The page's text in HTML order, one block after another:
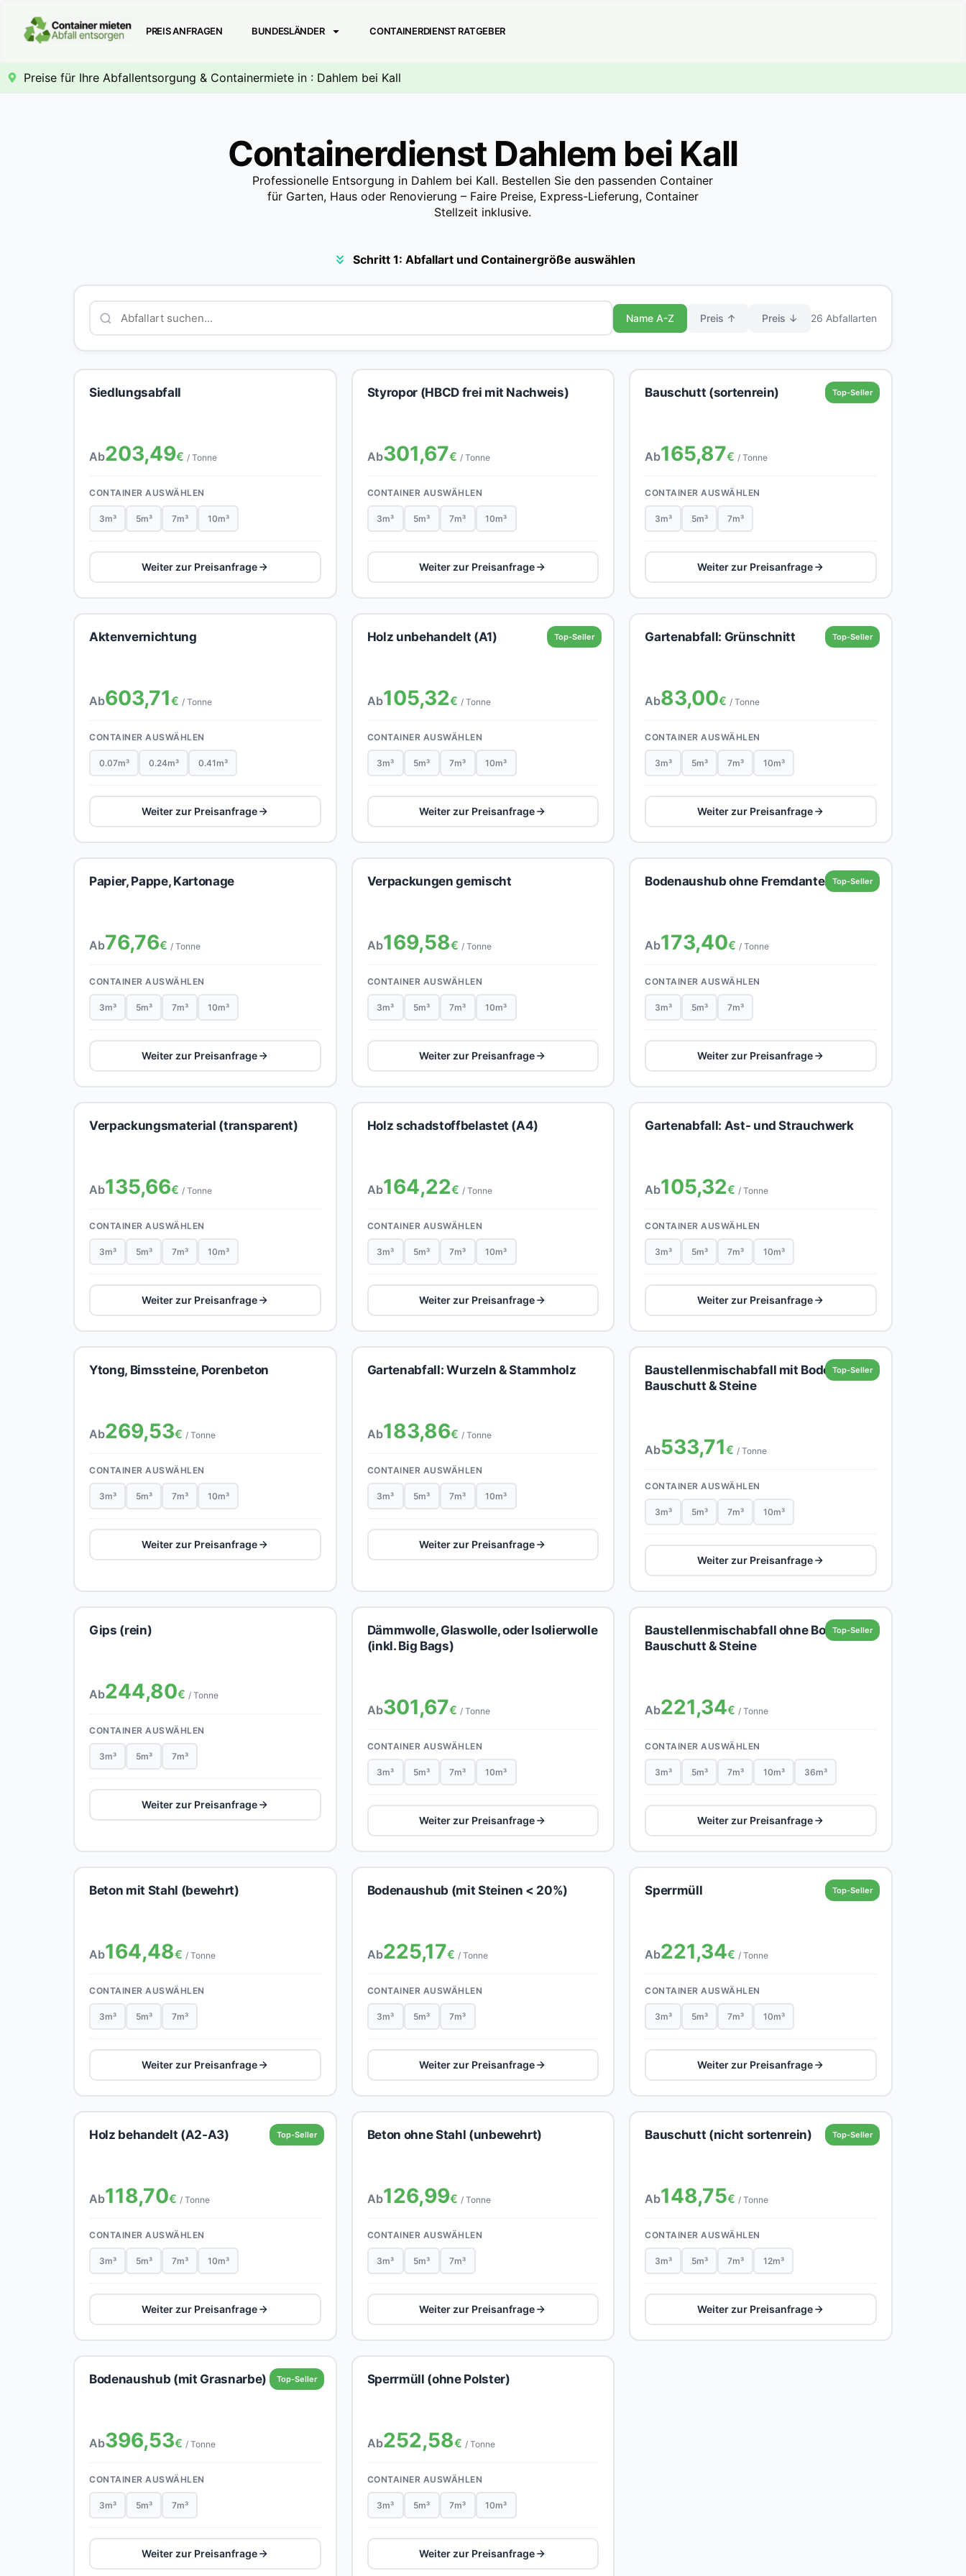
PREIS ANFRAGEN BUNDESLÄNDER CONTAINERDIENST RATGEBER
Preise für Ihre Abfallentsorgung & Containermiete in : Dahlem bei Kall
Containerdienst Dahlem bei Kall
Professionelle Entsorgung in Dahlem bei Kall. Bestellen Sie den passenden Container
für Garten, Haus oder Renovierung – Faire Preise, Express-Lieferung, Container
Stellzeit inklusive.
Schritt 1: Abfallart und Containergröße auswählen
Name A-Z Preis ↑ Preis ↓ 26 Abfallarten
Siedlungsabfall
Ab203,49€ / Tonne
CONTAINER AUSWÄHLEN
3m³ 5m³ 7m³ 10m³
Weiter zur Preisanfrage
Styropor (HBCD frei mit Nachweis)
Ab301,67€ / Tonne
CONTAINER AUSWÄHLEN
3m³ 5m³ 7m³ 10m³
Weiter zur Preisanfrage
Top-Seller
Bauschutt (sortenrein)
Ab165,87€ / Tonne
CONTAINER AUSWÄHLEN
3m³ 5m³ 7m³
Weiter zur Preisanfrage
Aktenvernichtung
Ab603,71€ / Tonne
CONTAINER AUSWÄHLEN
0.07m³ 0.24m³ 0.41m³
Weiter zur Preisanfrage
Top-Seller
Holz unbehandelt (A1)
Ab105,32€ / Tonne
CONTAINER AUSWÄHLEN
3m³ 5m³ 7m³ 10m³
Weiter zur Preisanfrage
Top-Seller
Gartenabfall: Grünschnitt
Ab83,00€ / Tonne
CONTAINER AUSWÄHLEN
3m³ 5m³ 7m³ 10m³
Weiter zur Preisanfrage
Papier, Pappe, Kartonage
Ab76,76€ / Tonne
CONTAINER AUSWÄHLEN
3m³ 5m³ 7m³ 10m³
Weiter zur Preisanfrage
Verpackungen gemischt
Ab169,58€ / Tonne
CONTAINER AUSWÄHLEN
3m³ 5m³ 7m³ 10m³
Weiter zur Preisanfrage
Top-Seller
Bodenaushub ohne Fremdanteil
Ab173,40€ / Tonne
CONTAINER AUSWÄHLEN
3m³ 5m³ 7m³
Weiter zur Preisanfrage
Verpackungsmaterial (transparent)
Ab135,66€ / Tonne
CONTAINER AUSWÄHLEN
3m³ 5m³ 7m³ 10m³
Weiter zur Preisanfrage
Holz schadstoffbelastet (A4)
Ab164,22€ / Tonne
CONTAINER AUSWÄHLEN
3m³ 5m³ 7m³ 10m³
Weiter zur Preisanfrage
Gartenabfall: Ast- und Strauchwerk
Ab105,32€ / Tonne
CONTAINER AUSWÄHLEN
3m³ 5m³ 7m³ 10m³
Weiter zur Preisanfrage
Ytong, Bimssteine, Porenbeton
Ab269,53€ / Tonne
CONTAINER AUSWÄHLEN
3m³ 5m³ 7m³ 10m³
Weiter zur Preisanfrage
Gartenabfall: Wurzeln & Stammholz
Ab183,86€ / Tonne
CONTAINER AUSWÄHLEN
3m³ 5m³ 7m³ 10m³
Weiter zur Preisanfrage
Top-Seller
Baustellenmischabfall mit Boden,
Bauschutt & Steine
Ab533,71€ / Tonne
CONTAINER AUSWÄHLEN
3m³ 5m³ 7m³ 10m³
Weiter zur Preisanfrage
Gips (rein)
Ab244,80€ / Tonne
CONTAINER AUSWÄHLEN
3m³ 5m³ 7m³
Weiter zur Preisanfrage
Dämmwolle, Glaswolle, oder Isolierwolle
(inkl. Big Bags)
Ab301,67€ / Tonne
CONTAINER AUSWÄHLEN
3m³ 5m³ 7m³ 10m³
Weiter zur Preisanfrage
Top-Seller
Baustellenmischabfall ohne Boden,
Bauschutt & Steine
Ab221,34€ / Tonne
CONTAINER AUSWÄHLEN
3m³ 5m³ 7m³ 10m³ 36m³
Weiter zur Preisanfrage
Beton mit Stahl (bewehrt)
Ab164,48€ / Tonne
CONTAINER AUSWÄHLEN
3m³ 5m³ 7m³
Weiter zur Preisanfrage
Bodenaushub (mit Steinen < 20%)
Ab225,17€ / Tonne
CONTAINER AUSWÄHLEN
3m³ 5m³ 7m³
Weiter zur Preisanfrage
Top-Seller
Sperrmüll
Ab221,34€ / Tonne
CONTAINER AUSWÄHLEN
3m³ 5m³ 7m³ 10m³
Weiter zur Preisanfrage
Top-Seller
Holz behandelt (A2-A3)
Ab118,70€ / Tonne
CONTAINER AUSWÄHLEN
3m³ 5m³ 7m³ 10m³
Weiter zur Preisanfrage
Beton ohne Stahl (unbewehrt)
Ab126,99€ / Tonne
CONTAINER AUSWÄHLEN
3m³ 5m³ 7m³
Weiter zur Preisanfrage
Top-Seller
Bauschutt (nicht sortenrein)
Ab148,75€ / Tonne
CONTAINER AUSWÄHLEN
3m³ 5m³ 7m³ 12m³
Weiter zur Preisanfrage
Top-Seller
Bodenaushub (mit Grasnarbe)
Ab396,53€ / Tonne
CONTAINER AUSWÄHLEN
3m³ 5m³ 7m³
Weiter zur Preisanfrage
Sperrmüll (ohne Polster)
Ab252,58€ / Tonne
CONTAINER AUSWÄHLEN
3m³ 5m³ 7m³ 10m³
Weiter zur Preisanfrage